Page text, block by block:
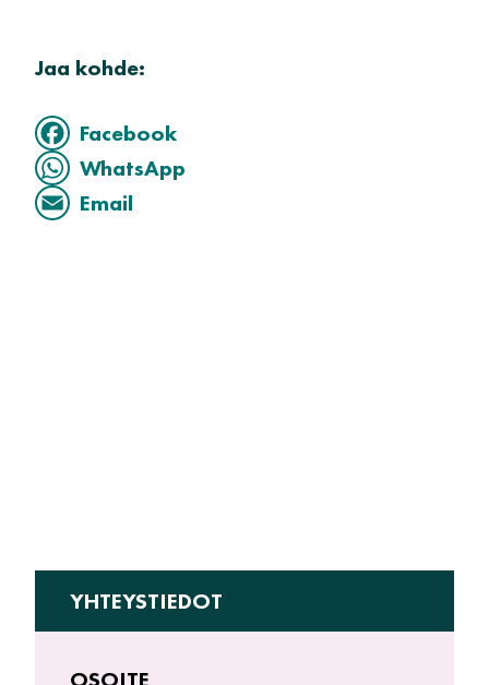
Jaa kohde:
Facebook
WhatsApp
Email
YHTEYSTIEDOT
OSOITE